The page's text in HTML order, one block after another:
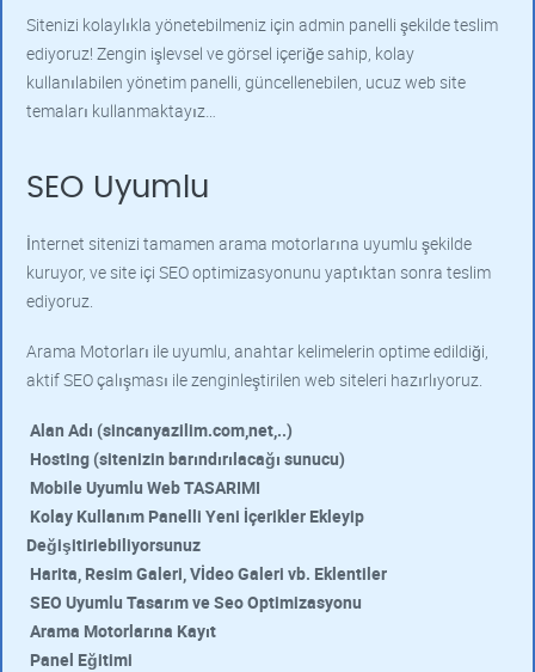
Sitenizi kolaylıkla yönetebilmeniz için admin panelli şekilde teslim
ediyoruz! Zengin işlevsel ve görsel içeriğe sahip, kolay
kullanılabilen yönetim panelli, güncellenebilen, ucuz web site
temaları kullanmaktayız…
SEO Uyumlu
İnternet sitenizi tamamen arama motorlarına uyumlu şekilde
kuruyor, ve site içi SEO optimizasyonunu yaptıktan sonra teslim
ediyoruz.
Arama Motorları ile uyumlu, anahtar kelimelerin optime edildiği,
aktif SEO çalışması ile zenginleştirilen web siteleri hazırlıyoruz.
Alan Adı (sincanyazilim.com,net,..)
Hosting (sitenizin barındırılacağı sunucu)
Mobile Uyumlu Web TASARIMI
Kolay Kullanım Panelli Yeni İçerikler Ekleyip
Değişitiriebiliyorsunuz
Harita, Resim Galeri, Vİdeo Galeri vb. Eklentiler
SEO Uyumlu Tasarım ve Seo Optimizasyonu
Arama Motorlarına Kayıt
Panel Eğitimi